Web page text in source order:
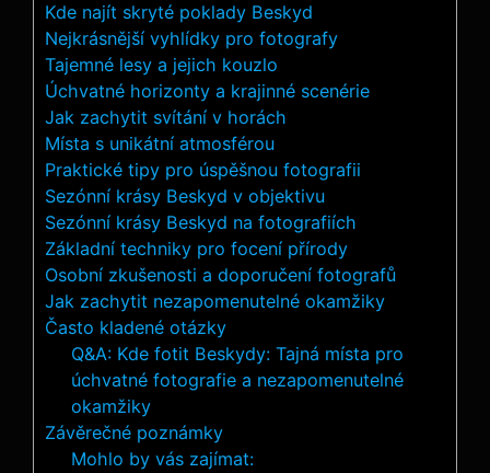
Kde ⁢najít skryté poklady Beskyd
Nejkrásnější vyhlídky pro ⁢fotografy
Tajemné lesy a jejich kouzlo
Úchvatné horizonty a krajinné ⁣scenérie
Jak zachytit svítání v horách
Místa s unikátní atmosférou
Praktické tipy pro úspěšnou fotografii
Sezónní krásy Beskyd v objektivu
Sezónní⁢ krásy Beskyd na fotografiích
Základní techniky pro focení přírody
Osobní zkušenosti ⁣a doporučení ⁢fotografů
Jak zachytit ​nezapomenutelné okamžiky
Často kladené otázky
Q&A: ⁤Kde fotit Beskydy: Tajná místa pro
⁤úchvatné fotografie a nezapomenutelné
okamžiky
Závěrečné⁤ poznámky
Mohlo by vás zajímat: